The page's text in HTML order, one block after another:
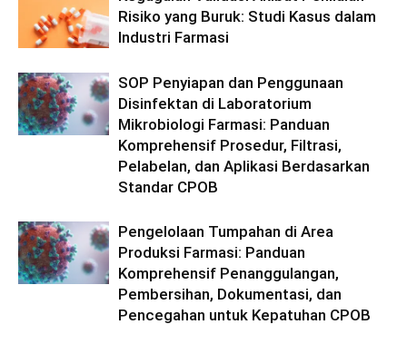
Risiko yang Buruk: Studi Kasus dalam
Industri Farmasi
SOP Penyiapan dan Penggunaan
Disinfektan di Laboratorium
Mikrobiologi Farmasi: Panduan
Komprehensif Prosedur, Filtrasi,
Pelabelan, dan Aplikasi Berdasarkan
Standar CPOB
Pengelolaan Tumpahan di Area
Produksi Farmasi: Panduan
Komprehensif Penanggulangan,
Pembersihan, Dokumentasi, dan
Pencegahan untuk Kepatuhan CPOB